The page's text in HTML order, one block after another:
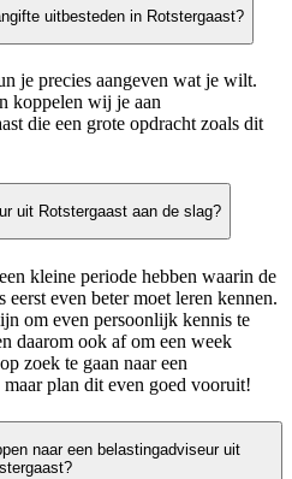
uitbesteden in Rotstergaast?
je precies aangeven wat je wilt.
koppelen wij je aan
die een grote opdracht zoals dit
uit Rotstergaast aan de slag?
kleine periode hebben waarin de
even beter moet leren kennen.
om even persoonlijk kennis te
daarom ook af om een week
zoek te gaan naar een
plan dit even goed vooruit!
naar een belastingadviseur uit